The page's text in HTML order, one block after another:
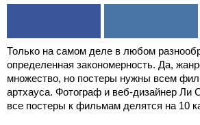
Только на самом деле в любом
определенная закономерность. Да,
множество, но постеры нужны всем
артхауса. Фотограф и веб-дизайнер Ли
все постеры к фильмам делятся на 10